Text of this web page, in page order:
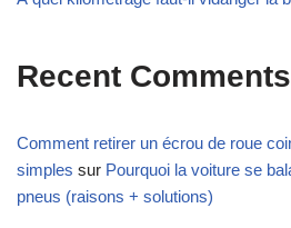
Recent Comments
Comment retirer un écrou de roue
simples sur Pourquoi la voiture se
pneus (raisons + solutions)